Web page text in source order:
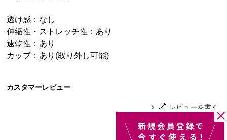
透け感：なし
伸縮性・ストレッチ性：あり
速乾性：あり
カップ：あり(取り外し可能)
カスタマーレビュー
レビューを書く